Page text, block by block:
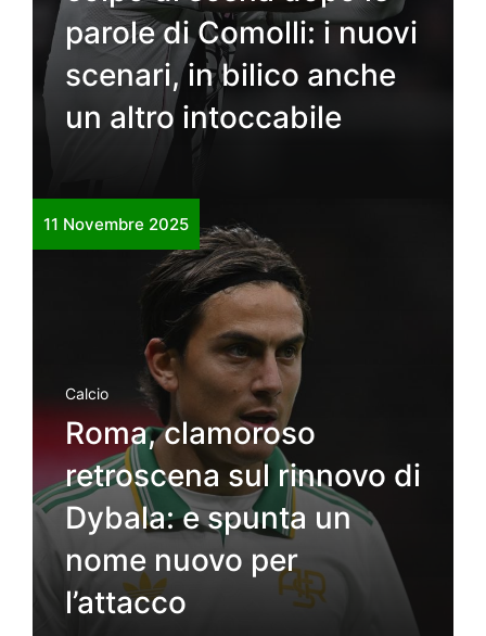
parole di Comolli: i nuovi
scenari, in bilico anche
un altro intoccabile
11 Novembre 2025
Calcio
Roma, clamoroso
retroscena sul rinnovo di
Dybala: e spunta un
nome nuovo per
l’attacco